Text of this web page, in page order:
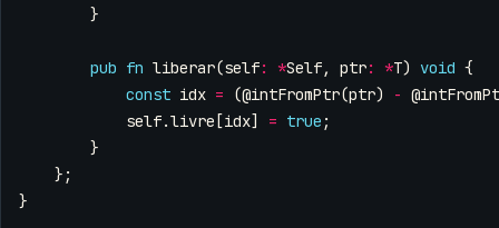
}
pub fn liberar(self: *Self, ptr: *T) void {
const idx = (@intFromPtr(ptr) -
self.livre [idx] = true ;
}
};
}